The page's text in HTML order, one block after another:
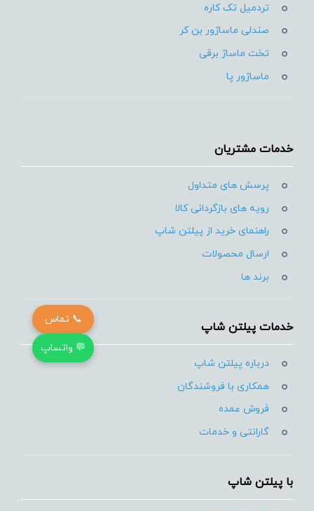
تردمیل تک کاره
صندلی ماساژور بن کر
تخت ماساژ برقی
ماساژور پا
خدمات مشتریان
پرسش های متداول
رویه های بازگردانی کالا
راهنمای خرید از پیلتن شاپ
ارسال محصولات
برند ها
خدمات پیلتن شاپ
درباره پیلتن شاپ
همکاری با فروشندگان
فروش عمده
گارانتی و خدمات
با پیلتن شاپ
📞 تماس
💬 واتساپ